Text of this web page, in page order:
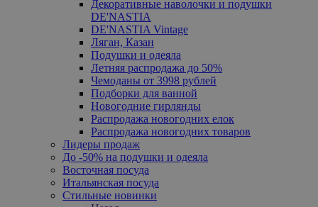
Декоративные наволочки и подушки
DE'NASTIA
DE'NASTIA Vintage
Ляган, Казан
Подушки и одеяла
Летняя распродажа до 50%
Чемоданы от 3998 рублей
Подборки для ванной
Новогодние гирлянды
Распродажа новогодних елок
Распродажа новогодних товаров
Лидеры продаж
До -50% на подушки и одеяла
Восточная посуда
Итальянская посуда
Стильные новинки